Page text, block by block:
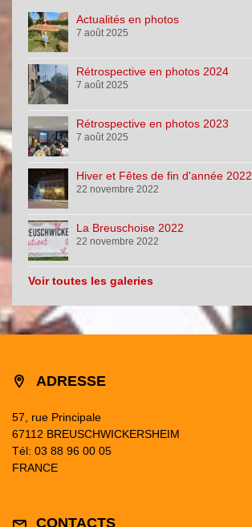
Actualités en photos
7 août 2025
Rétrospective en photos 2024
7 août 2025
Rétrospective en photos 2023
7 août 2025
Hiver et Fêtes de fin d'année 2022
22 novembre 2022
La Breuschoise 2022
22 novembre 2022
Voir toutes les galeries
ADRESSE
57, rue Principale
67112 BREUSCHWICKERSHEIM
Tél: 03 88 96 00 05
FRANCE
CONTACTS